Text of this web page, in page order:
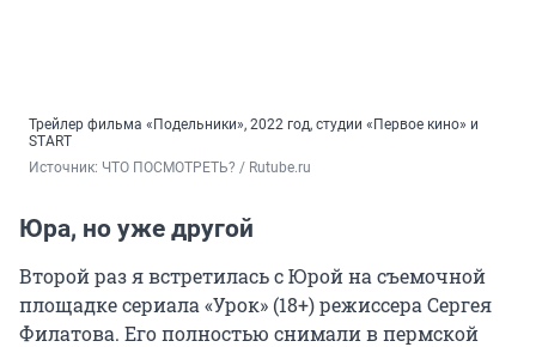
Трейлер фильма «Подельники», 2022 год, студии «Первое кино» и
START
Источник: ЧТО ПОСМОТРЕТЬ? / Rutube.ru
Юра, но уже другой
Второй раз я встретилась с Юрой на съемочной
площадке сериала «Урок» (18+) режиссера Сергея
Филатова. Его полностью снимали в пермской